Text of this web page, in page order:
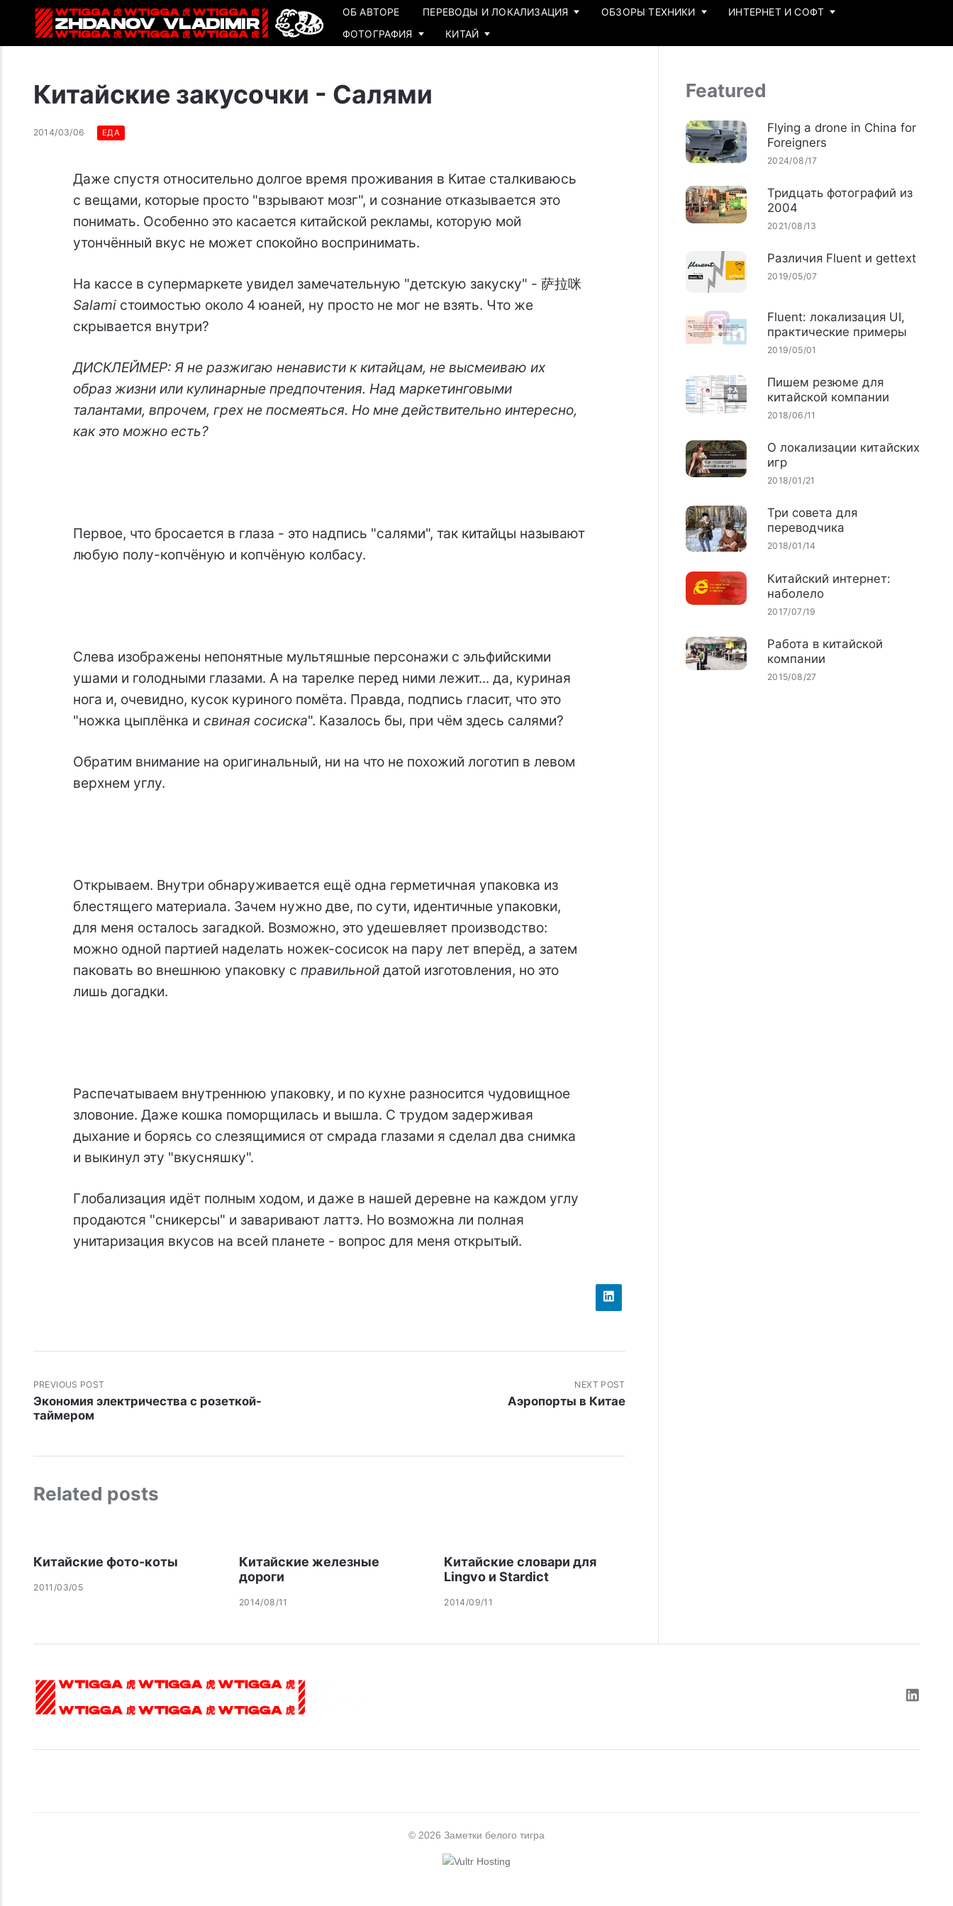
ОБ АВТОРЕ ПЕРЕВОДЫ И ЛОКАЛИЗАЦИЯ ОБЗОРЫ ТЕХНИКИ
ИНТЕРНЕТ И СОФТ
ФОТОГРАФИЯ
КИТАЙ
Китайские закусочки - Салями
2014/03/06 ЕДА
Даже спустя относительно долгое время проживания в Китае сталкиваюсь
с вещами, которые просто "взрывают мозг", и сознание отказывается это
понимать. Особенно это касается китайской рекламы, которую мой
утончённый вкус не может спокойно воспринимать.
На кассе в супермаркете увидел замечательную "детскую закуску" - 萨拉咪
Salamiстоимостью около 4 юаней, ну просто не мог не взять. Что же
скрывается внутри?
ДИСКЛЕЙМЕР: Я не разжигаю ненависти к китайцам, не высмеиваю их
образ жизни или кулинарные предпочтения. Над маркетинговыми
талантами, впрочем, грех не посмеяться. Но мне действительно интересно,
как это можно есть?
Первое, что бросается в глаза - это надпись "салями", так китайцы называют
любую полу-копчёную и копчёную колбасу.
Слева изображены непонятные мультяшные персонажи с эльфийскими
ушами и голодными глазами. А на тарелке перед ними лежит... да, куриная
нога и, очевидно, кусок куриного помёта. Правда, подпись гласит, что это
"ножка цыплёнка и свиная сосиска". Казалось бы, при чём здесь салями?
Обратим внимание на оригинальный, ни на что не похожий логотип в левом
верхнем углу.
Открываем. Внутри обнаруживается ещё одна герметичная упаковка из
блестящего материала. Зачем нужно две, по сути, идентичные упаковки,
для меня осталось загадкой. Возможно, это удешевляет производство:
можно одной партией наделать ножек-сосисок на пару лет вперёд, а затем
паковать во внешнюю упаковку с правильнойдатой изготовления, но это
лишь догадки.
Распечатываем внутреннюю упаковку, и по кухне разносится чудовищное
зловоние. Даже кошка поморщилась и вышла. С трудом задерживая
дыхание и борясь со слезящимися от смрада глазами я сделал два снимка
и выкинул эту "вкусняшку".
Глобализация идёт полным ходом, и даже в нашей деревне на каждом углу
продаются "сникерсы" и заваривают латтэ. Но возможна ли полная
унитаризация вкусов на всей планете - вопрос для меня открытый.
PREVIOUS POST
Экономия электричества с розеткой-
таймером
NEXT POST
Аэропорты в Китае
Related posts
Китайские фото-коты
2011/03/05
Китайские железные
дороги
2014/08/11
Китайские словари для
Lingvo и Stardict
2014/09/11
Featured
Flying a drone in China for
Foreigners
2024/08/17
Тридцать фотографий из
2004
2021/08/13
Различия Fluent и gettext
2019/05/07
Fluent: локализация UI,
практические примеры
2019/05/01
Пишем резюме для
китайской компании
2018/06/11
О локализации китайских
игр
2018/01/21
Три совета для
переводчика
2018/01/14
Китайский интернет:
наболело
2017/07/19
Работа в китайской
компании
2015/08/27
© 2026 Заметки белого тигра